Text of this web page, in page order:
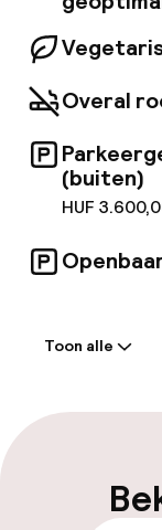
Overal
(buiten)
HUF
Vroeg
Laat
Toon alle